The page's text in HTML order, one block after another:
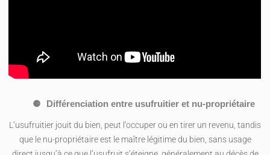
Différenciation entre usufruitier et nu-propriétaire
L’usufruitier jouit du bien, peut l’occuper ou en tirer un revenu, tandis
que le nu-propriétaire est le maître légitime du bien, sans usage